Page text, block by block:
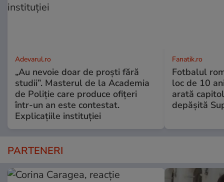
Adevarul.ro
„Au nevoie doar de proști fără
studii”. Masterul de la Academia
de Poliție care produce ofițeri
într-un an este contestat.
Explicațiile instituției
Fanatik.ro
Fotbalul
loc de 10
arată
depășită
PARTENERI